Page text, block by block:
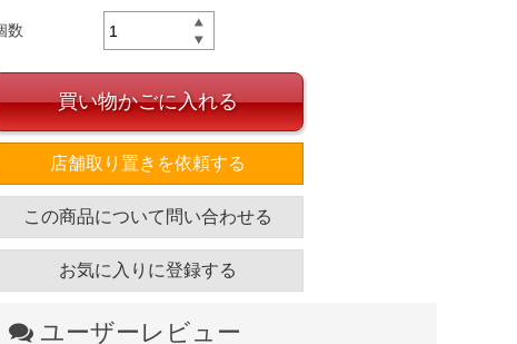
数
買い物かごに入れる
店舗取り置きを依頼する
この商品について問い合わせる
お気に入りに登録する
ユーザーレビュー